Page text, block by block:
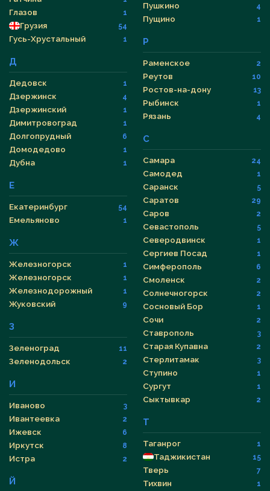
Глазов 1
Грузия 54
Гусь-Хрустальный 1
Д
Дедовск 1
Дзержинск 4
Дзержинский 1
Димитровоград 1
Долгопрудный 6
Домодедово 1
Дубна 1
Е
Екатеринбург 54
Емельяново 1
Ж
Железногорск 1
Железногорск 1
Железнодорожный 1
Жуковский 9
З
Зеленоград 11
Зеленодольск 2
И
Иваново 3
Ивантеевка 2
Ижевск 6
Иркутск 8
Истра 2
Й
Пушкино 4
Пущино 1
Р
Раменское 2
Реутов 10
Ростов-на-дону 13
Рыбинск 1
Рязань 4
С
Самара 24
Самодед 1
Саранск 5
Саратов 29
Саров 2
Севастополь 5
Северодвинск 1
Сергиев Посад 1
Симферополь 6
Смоленск 2
Солнечногорск 2
Сосновый Бор 1
Сочи 2
Ставрополь 3
Старая Купавна 2
Стерлитамак 3
Ступино 1
Сургут 1
Сыктывкар 2
Т
Таганрог 1
Таджикистан 15
Тверь 7
Тихвин 1